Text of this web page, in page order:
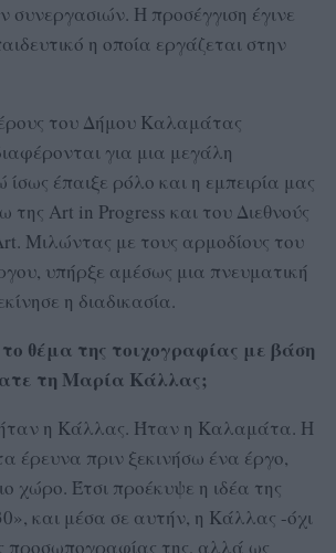
συνεργασιών. Η προσέγγιση έγινε
η οποία εργάζεται στην
του Δήμου Καλαμάτας
για μια μεγάλη
έπαιξε ρόλο και η εμπειρία μας
Art in Progress και του Διεθνούς
Μιλώντας με τους αρμοδίους του
υπήρξε αμέσως μια πνευματική
η διαδικασία.
θέμα της τοιχογραφίας με βάση
τη Μαρία Κάλλας;
η Κάλλας. Ήταν η Καλαμάτα. Η
έρευνα πριν ξεκινήσω ένα έργο,
χώρο. Έτσι προέκυψε η ιδέα της
και μέσα σε αυτήν, η Κάλλας -όχι
προσωπογραφίας της, αλλά ως